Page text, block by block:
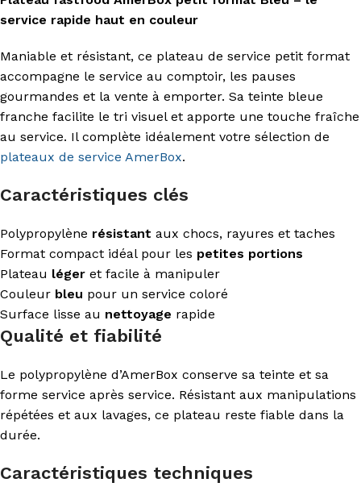
service rapide haut en couleur
Maniable et résistant, ce plateau de service petit format
accompagne le service au comptoir, les pauses
gourmandes et la vente à emporter. Sa teinte bleue
franche facilite le tri visuel et apporte une touche fraîche
au service. Il complète idéalement votre sélection de
plateaux de service AmerBox.
Caractéristiques clés
Polypropylène résistant aux chocs, rayures et taches
Format compact idéal pour les petites portions
Plateau léger et facile à manipuler
Couleur bleu pour un service coloré
Surface lisse au nettoyage rapide
Qualité et fiabilité
Le polypropylène d’AmerBox conserve sa teinte et sa
forme service après service. Résistant aux manipulations
répétées et aux lavages, ce plateau reste fiable dans la
durée.
Caractéristiques techniques